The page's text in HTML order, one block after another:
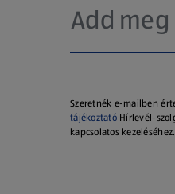
Szeretnék e-mailben
tájékoztatóHírlevél-
kapcsolatos kezeléséhez.